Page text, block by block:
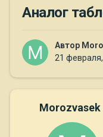
Аналог
Автор
21
Morozvasek